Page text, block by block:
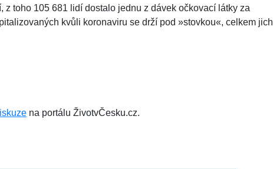
z toho 105 681 lidí dostalo jednu z dávek očkovací látky za
kvůli koronaviru se drží pod »stovkou«, celkem jich
na portálu ŽivotvČesku.cz.